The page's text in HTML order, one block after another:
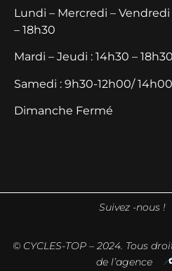
Lundi – Mercredi – Vendredi
– 18h30
Mardi – Jeudi : 14h30 – 18h30
Samedi : 9h30-12h00/
Dimanche Fermé
© CYCLES-TOP – 2024. Tous
de l’agence
Suivez -nous !